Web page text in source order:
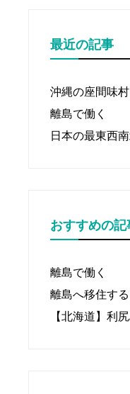
最近の記事
沖縄の座間味
離島で働く
日本の最東西
おすすめの記
離島で働く
離島へ移住す
【北海道】利